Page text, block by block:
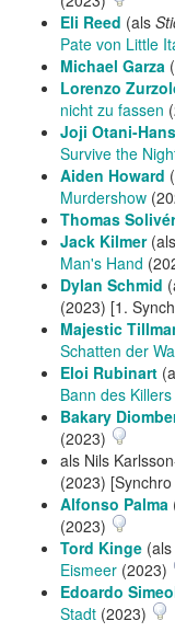
Eli Reed (als
Pate von Little
Michael Garza
Lorenzo
nicht zu fassen
Joji Otani-
Survive the
Aiden Howard
Murdershow
Thomas
Jack Kilmer(als
Man's Hand
Dylan Schmid
(2023) [1.
Majestic
Schatten der
Eloi Rubinart
Bann des Killers
Bakary
(2023)
als Nils
(2023)
Alfonso Palma
(2023)
Tord Kinge (als
Eismeer (2023)
Edoardo
Stadt (2023)